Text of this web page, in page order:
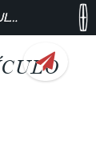
SYNC™ 3 - INFORMACIÓN DEL VEHÍCULO ELÉCTRICO